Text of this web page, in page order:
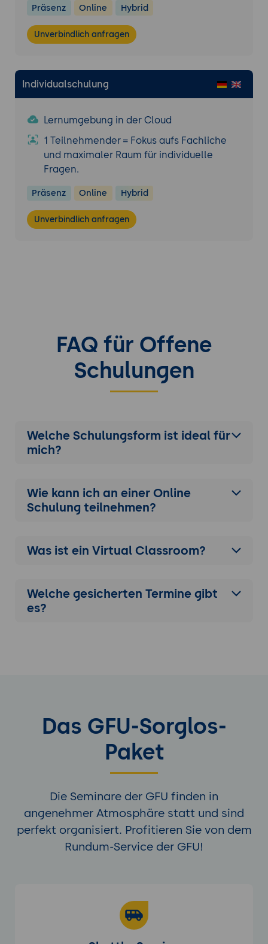
Präsenz Online Hybrid
Unverbindlich anfragen
Individualschulung
Lernumgebung in der Cloud
1 Teilnehmender = Fokus aufs Fachliche
und maximaler Raum für individuelle
Fragen.
Präsenz Online Hybrid
Unverbindlich anfragen
FAQ für Offene
Schulungen
Welche Schulungsform ist ideal für
mich?
Wie kann ich an einer Online
Schulung teilnehmen?
Was ist ein Virtual Classroom?
Welche gesicherten Termine gibt
es?
Das GFU-Sorglos-
Paket
Die Seminare der GFU finden in
angenehmer Atmosphäre statt und sind
perfekt organisiert. Profitieren Sie von dem
Rundum-Service der GFU!